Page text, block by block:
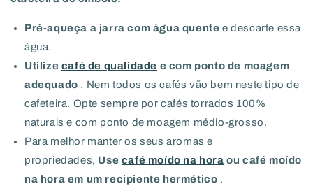
Pré-aqueça a jarra com água quente e descarte essa
água.
Utilize café de qualidade e com ponto de moagem
adequado . Nem todos os cafés vão bem neste tipo de
cafeteira. Opte sempre por cafés torrados 100%
naturais e com ponto de moagem médio-grosso.
Para melhor manter os seus aromas e
propriedades, Use café moído na hora ou café moído
na hora em um recipiente hermético .